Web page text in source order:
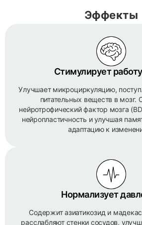
Эффекты
Стимулирует
Улучшает микроциркуляцию,
питательных веществ в мозг.
нейротрофический фактор мозга
нейропластичность и улучшая
адаптацию к
Нормализует
Содержит азиатикозид и
расслабляют стенки сосудов,